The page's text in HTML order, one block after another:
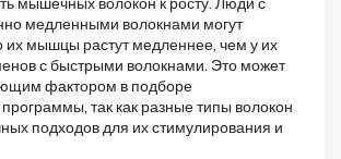
медленными волокнами могут
их мышцы растут медленнее, чем у их
с быстрыми волокнами. Это может
фактором в подборе
так как разные типы волокон
подходов для их стимулирования и